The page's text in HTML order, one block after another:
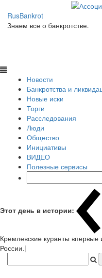
RusBankrot
Знаем все о банкротстве.
Новости
Банкротства и
Новые иски
Торги
Расследования
Люди
Общество
Инициативы
ВИДЕО
Полезные сервисы
Этот день в истории:
Новости